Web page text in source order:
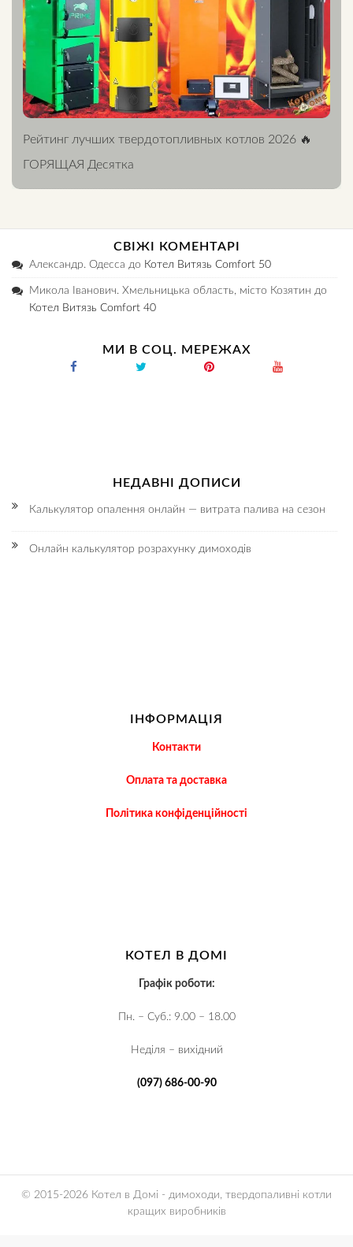
Рейтинг лучших твердотопливных котлов 2026 🔥
ГОРЯЩАЯ Десятка
СВІЖІ КОМЕНТАРІ
Александр. Одесса до Котел Витязь Comfort 50
Микола Іванович. Хмельницька область, місто Козятин до
Котел Витязь Comfort 40
МИ В СОЦ. МЕРЕЖАХ
НЕДАВНІ ДОПИСИ
Калькулятор опалення онлайн — витрата палива на сезон
Онлайн калькулятор розрахунку димоходів
ІНФОРМАЦІЯ
Контакти
Оплата та доставка
Політика конфіденційності
КОТЕЛ В ДОМІ
Графік роботи:
Пн. – Суб.: 9.00 – 18.00
Неділя – вихідний
(097) 686-00-90
© 2015-2026 Котел в Домі - димоходи, твердопаливні котли
кращих виробників